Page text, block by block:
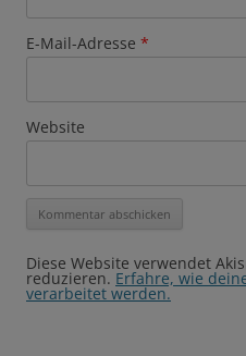
E-Mail-Adresse *
Website
Diese Website verwendet
reduzieren. Erfahre, wie
verarbeitet werden.